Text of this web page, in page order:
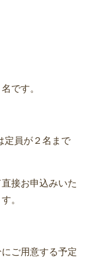
です。
定員が２名まで
接お申込みいた
。
ご用意する予定